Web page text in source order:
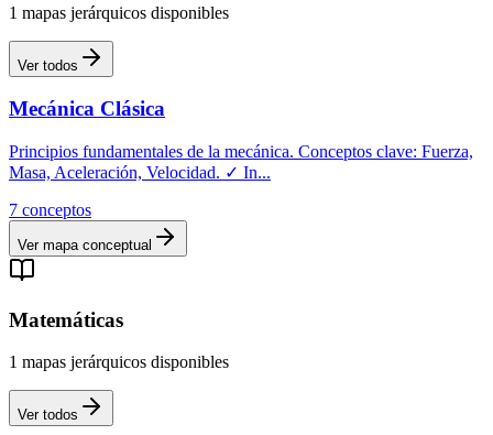
1 mapas jerárquicos disponibles
Ver todos
Mecánica Clásica
Principios fundamentales de la mecánica. Conceptos clave: Fuerza,
Masa, Aceleración, Velocidad. ✓ In...
7 conceptos
Ver mapa conceptual
Matemáticas
1 mapas jerárquicos disponibles
Ver todos